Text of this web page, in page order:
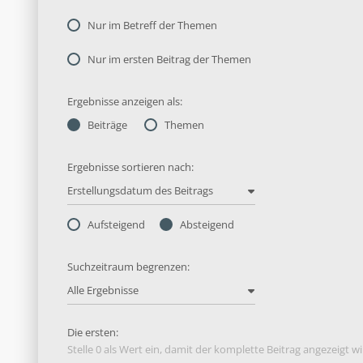
Nur im Betreff der Themen
Nur im ersten Beitrag der Themen
Ergebnisse anzeigen als:
Beiträge
Themen
Ergebnisse sortieren nach:
Erstellungsdatum des Beitrags
Aufsteigend Absteigend
Suchzeitraum begrenzen:
Alle Ergebnisse
Die ersten:
Stelle 0 als Wert ein, damit der komplette Beitrag angezeigt